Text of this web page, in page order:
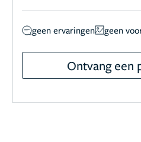
geen ervaringen geen
Ontvang een